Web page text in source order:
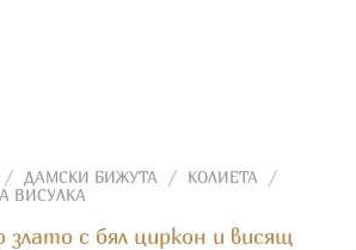
/ ДАМСКИ БИЖУТА / КОЛИЕТА
/
ВИСУЛКА
с бял циркон и висящ